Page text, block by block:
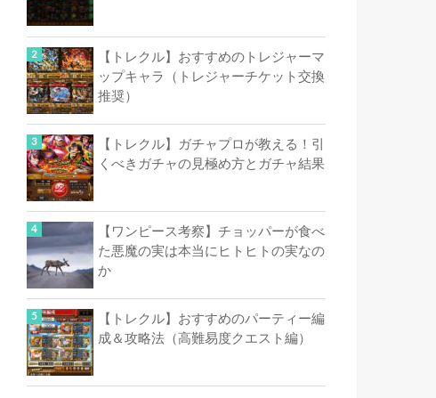
【トレクル】おすすめのトレジャーマ
ップキャラ（トレジャーチケット交換
推奨）
【トレクル】ガチャプロが教える！引
くべきガチャの見極め方とガチャ結果
【ワンピース考察】チョッパーが食べ
た悪魔の実は本当にヒトヒトの実なの
か
【トレクル】おすすめのパーティー編
成＆攻略法（高難易度クエスト編）